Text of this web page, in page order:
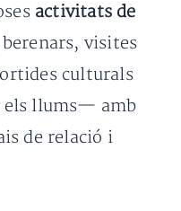
activitats de
visites
culturals
els llums— amb
de relació i